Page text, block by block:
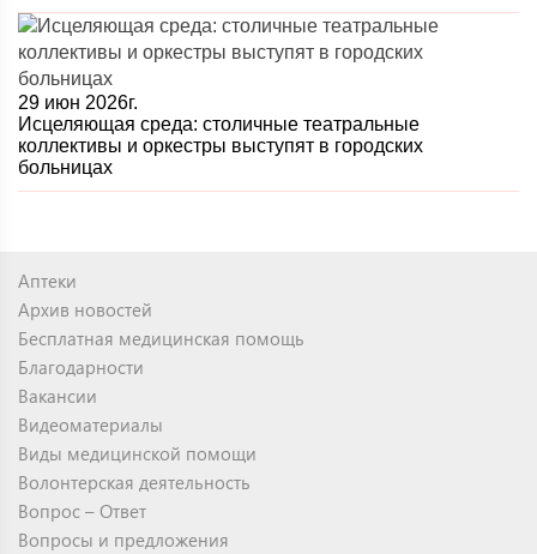
29 июн 2026г.
Исцеляющая среда: столичные театральные
коллективы и оркестры выступят в городских
больницах
Аптеки
Архив новостей
Бесплатная медицинская помощь
Благодарности
Вакансии
Видеоматериалы
Виды медицинской помощи
Волонтерская деятельность
Вопрос – Ответ
Вопросы и предложения